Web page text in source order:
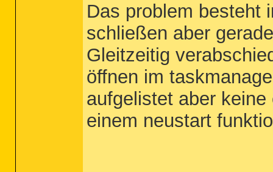
Das problem besteht
schließen aber
Gleitzeitig
öffnen im
aufgelistet aber
einem neustart